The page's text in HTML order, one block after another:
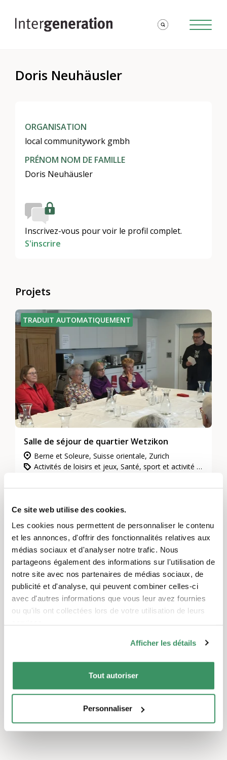
Ce site web utilise des cookies.
Les cookies nous permettent de personnaliser le contenu
et les annonces, d'offrir des fonctionnalités relatives aux
médias sociaux et d'analyser notre trafic. Nous
partageons également des informations sur l'utilisation de
notre site avec nos partenaires de médias sociaux, de
publicité et d'analyse, qui peuvent combiner celles-ci
avec d'autres informations que vous leur avez fournies
ou qu'ils ont collectées lors de votre utilisation de leurs
Afficher les détails
Tout autoriser
Personnaliser
Doris Neuhäusler
ORGANISATION
local communitywork gmbh
PRÉNOM NOM DE FAMILLE
Doris Neuhäusler
Inscrivez-vous pour voir le profil complet.
S'inscrire
Projets
TRADUIT AUTOMATIQUEMENT
Salle de séjour de quartier Wetzikon
Berne et Soleure, Suisse orientale, Zurich
Activités de loisirs et jeux, Santé, sport et activité physique, Vivre ensemble, voisinage et quartiers
Pour l'autonomie, le soutien au quotidien, la
participation à des voisinages vivants.